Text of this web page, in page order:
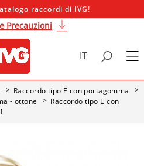
raccordi di IVG!
Precauzioni
IT
Raccordo tipo E con portagomma
- ottone
Raccordo tipo E con